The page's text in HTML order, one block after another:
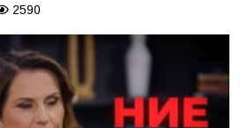
2590